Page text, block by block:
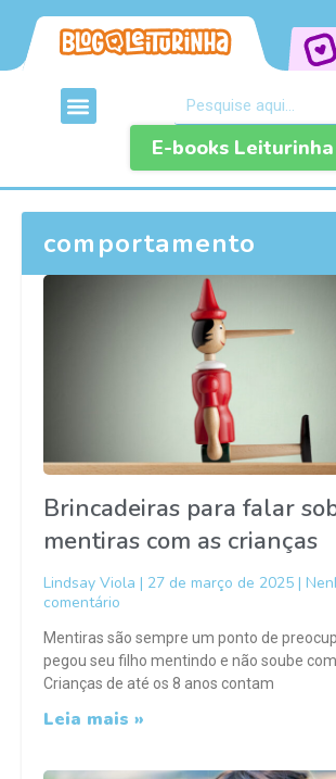
E-books Leiturinha
comportamento
Brincadeiras para falar
mentiras com as crianças
Lindsay Viola 27 de março de 2025
comentário
Mentiras são sempre um ponto de
pegou seu filho mentindo e não soube
Crianças de até os 8 anos contam
Leia mais »